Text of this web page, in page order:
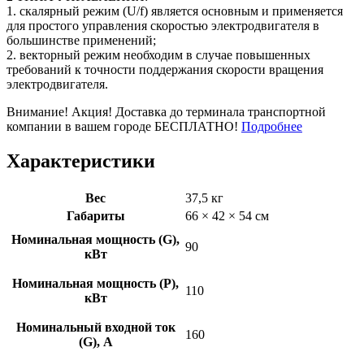
1. скалярный режим (U/f) является основным и применяется
для простого управления скоростью электродвигателя в
большинстве применений;
2. векторный режим необходим в случае повышенных
требований к точности поддержания скорости вращения
электродвигателя.
Внимание! Акция! Доставка до терминала транспортной
компании в вашем городе БЕСПЛАТНО! Подробнее
Характеристики
Вес
37,5 кг
Габариты
66 × 42 × 54 см
Номинальная мощность (G),
кВт
90
Номинальная мощность (P),
кВт
110
Номинальный входной ток
(G), A
160